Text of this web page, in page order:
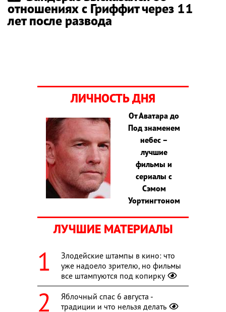
отношениях с Гриффит через 11
лет после развода
ЛИЧНОСТЬ ДНЯ
От Аватара до
Под знаменем
небес –
лучшие
фильмы и
сериалы с
Сэмом
Уортингтоном
ЛУЧШИЕ МАТЕРИАЛЫ
Злодейские штампы в кино: что
уже надоело зрителю, но фильмы
все штампуются под копирку
Яблочный спас 6 августа -
традиции и что нельзя делать